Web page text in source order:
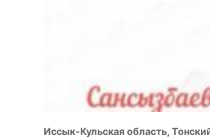
Иссык-Кульская область,